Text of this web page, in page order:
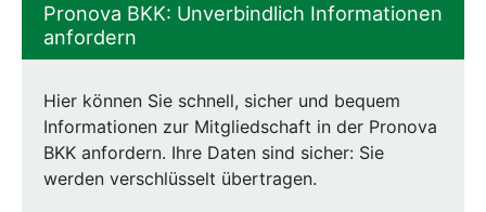
Pronova BKK: Unverbindlich Informationen
anfordern
Hier können Sie schnell, sicher und bequem
Informationen zur Mitgliedschaft in der Pronova
BKK anfordern. Ihre Daten sind sicher: Sie
werden verschlüsselt übertragen.